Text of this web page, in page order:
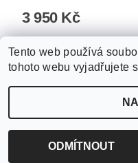
3 950 Kč
WANTED SPORT PARDUBICE
Tento web používá
tohoto webu vyjadřujete
ODMÍTNOUT